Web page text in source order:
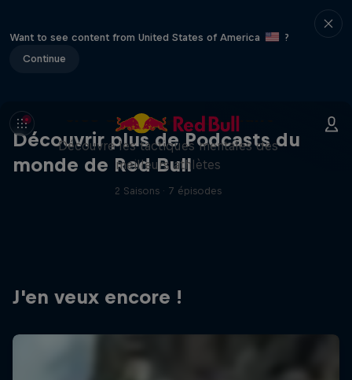
Want to see content from United States of America
?
Continue
Découvrir plus de Podcasts du
monde de Red Bull
clés d'un esprit gagnant
Découvre les tactiques mentales des
meilleurs athlètes
2 Saisons · 7 épisodes
J'en veux encore !